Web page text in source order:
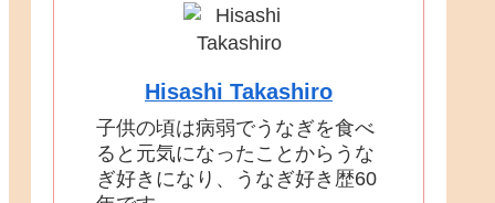
Hisashi Takashiro
子供の頃は病弱でうなぎを食べ
ると元気になったことからうな
ぎ好きになり、うなぎ好き歴60